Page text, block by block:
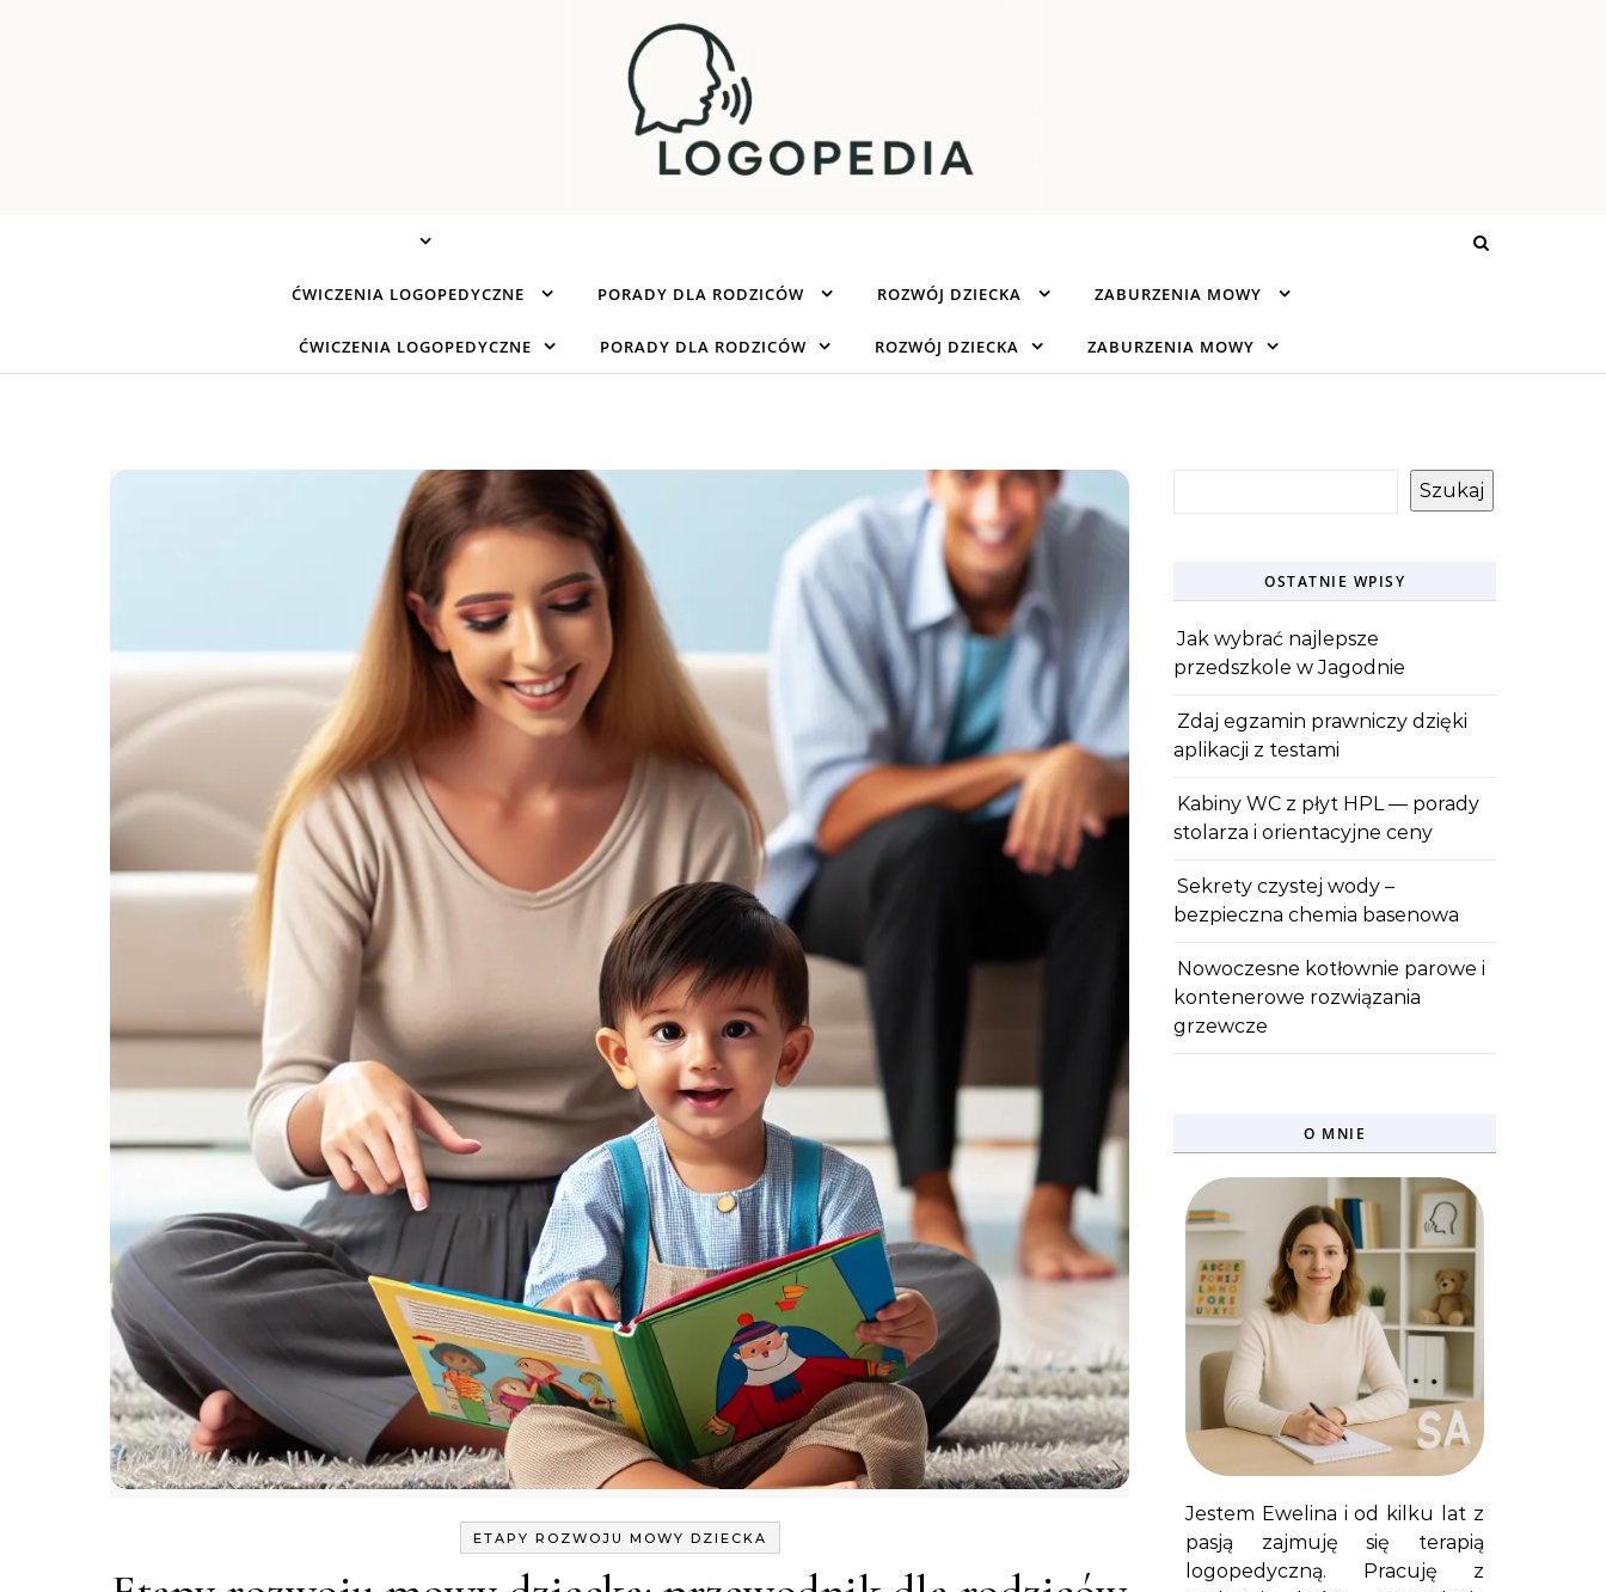
ĆWICZENIA LOGOPEDYCZNE PORADY DLA RODZICÓW ROZWÓJ DZIECKA ZABURZENIA MOWY
ĆWICZENIA LOGOPEDYCZNE PORADY DLA RODZICÓW ROZWÓJ DZIECKA ZABURZENIA MOWY
ETAPY ROZWOJU MOWY DZIECKA
Szukaj
OSTATNIE WPISY
Jak wybrać najlepsze
przedszkole w Jagodnie
Zdaj egzamin prawniczy dzięki
aplikacji z testami
Kabiny WC z płyt HPL — porady
stolarza i orientacyjne ceny
Sekrety czystej wody –
bezpieczna chemia basenowa
Nowoczesne kotłownie parowe i
kontenerowe rozwiązania
grzewcze
O MNIE
Jestem Ewelina i od kilku lat z
pasją zajmuję się terapią
logopedyczną. Pracuję z